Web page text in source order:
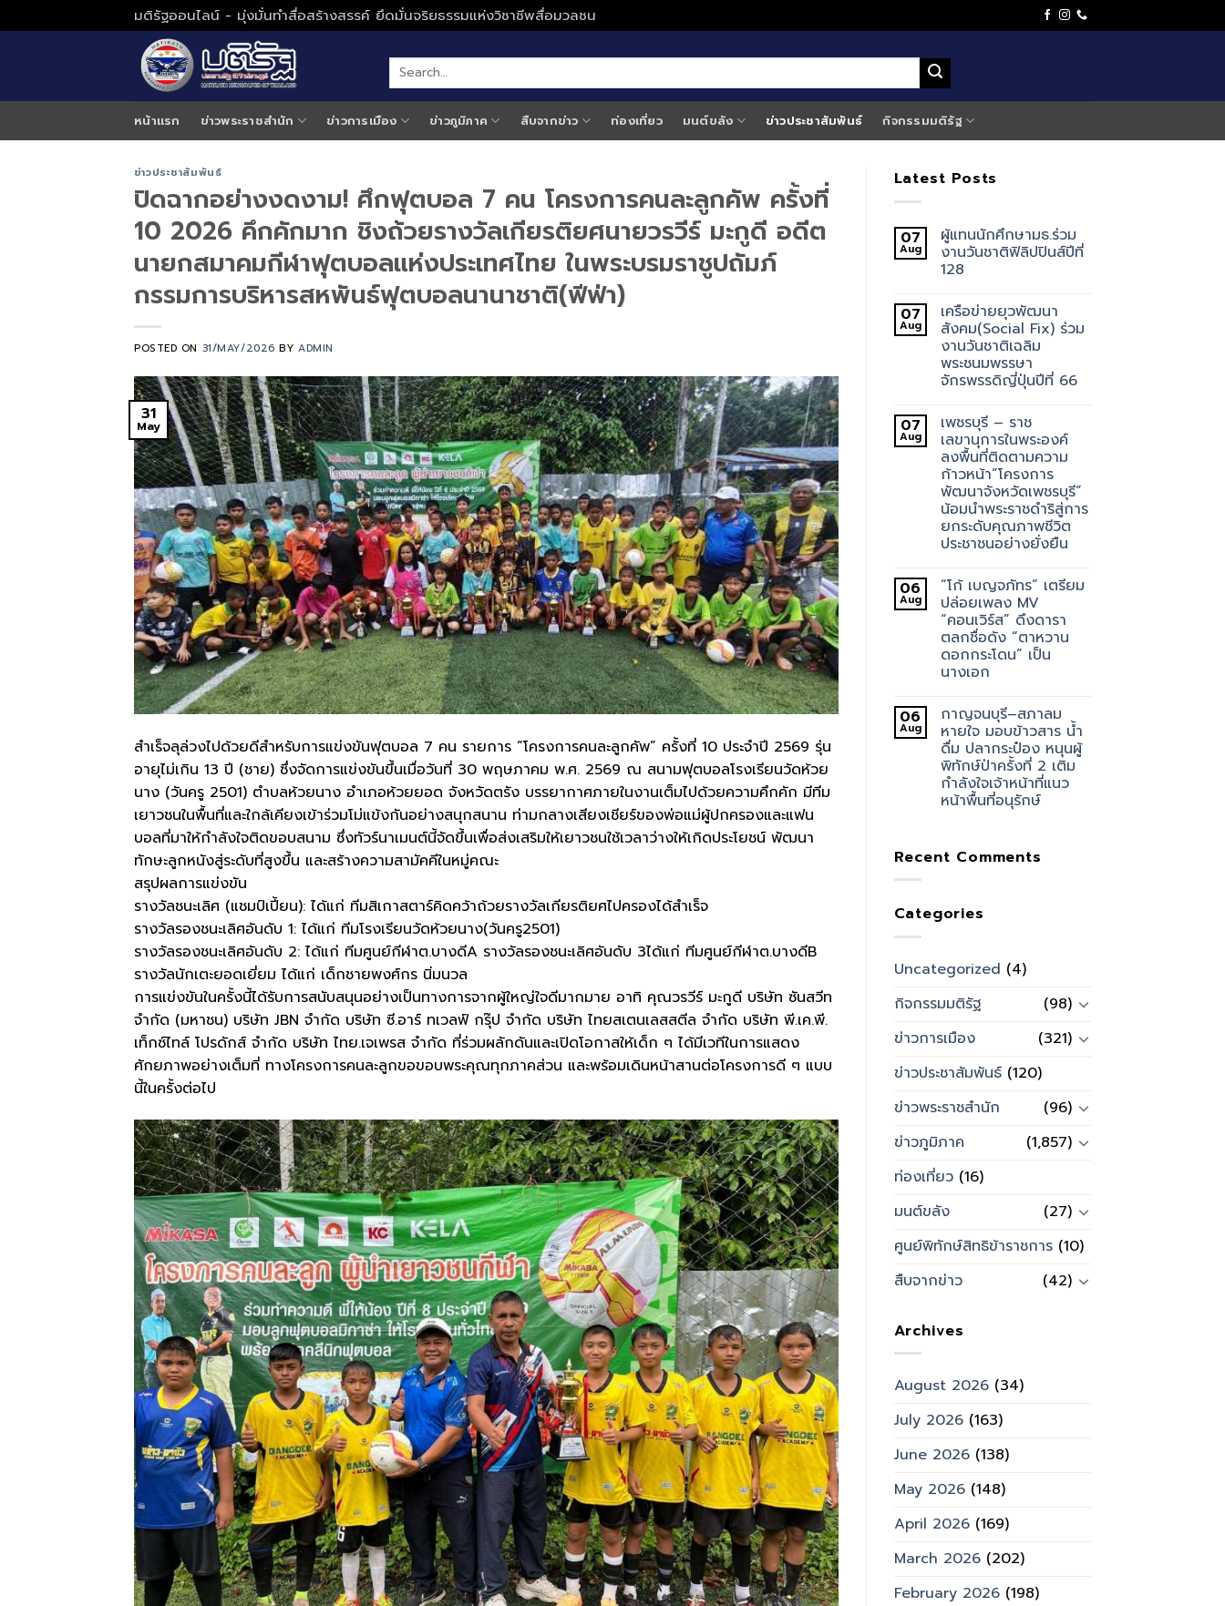
to
มติรัฐออนไลน์ - มุ่งมั่นทำสื่อสร้างสรรค์ ยึดมั่นจริยธรรมแห่งวิชาชีพสื่อมวลชน
หน้าแรก ข่าวพระราชสำนัก ข่าวการเมือง ข่าวภูมิภาค สืบจากข่าว ท่องเที่ยว มนต์ขลัง ข่าวประชาสัมพันธ์ กิจกรรมมติรัฐ
ข่าวประชาสัมพันธ์
ปิดฉากอย่างงดงาม! ศึกฟุตบอล 7 คน โครงการคนละลูกคัพ ครั้งที่
10 2026 คึกคักมาก ชิงถ้วยรางวัลเกียรติยศนายวรวีร์ มะกูดี อดีต
นายกสมาคมกีฬาฟุตบอลแห่งประเทศไทย ในพระบรมราชูปถัมภ์
กรรมการบริหารสหพันธ์ฟุตบอลนานาชาติ(ฟีฟ่า)
POSTED ON 31/MAY/2026 BYADMIN
31
May
สำเร็จลุล่วงไปด้วยดีสำหรับการแข่งขันฟุตบอล 7 คน รายการ “โครงการคนละลูกคัพ” ครั้งที่ 10 ประจำปี 2569 รุ่น
อายุไม่เกิน 13 ปี (ชาย) ซึ่งจัดการแข่งขันขึ้นเมื่อวันที่ 30 พฤษภาคม พ.ศ. 2569 ณ สนามฟุตบอลโรงเรียนวัดห้วย
นาง (วันครู 2501) ตำบลห้วยนาง อำเภอห้วยยอด จังหวัดตรัง บรรยากาศภายในงานเต็มไปด้วยความคึกคัก มีทีม
เยาวชนในพื้นที่และใกล้เคียงเข้าร่วมโม่แข้งกันอย่างสนุกสนาน ท่ามกลางเสียงเชียร์ของพ่อแม่ผู้ปกครองและแฟน
บอลที่มาให้กำลังใจติดขอบสนาม ซึ่งทัวร์นาเมนต์นี้จัดขึ้นเพื่อส่งเสริมให้เยาวชนใช้เวลาว่างให้เกิดประโยชน์ พัฒนา
ทักษะลูกหนังสู่ระดับที่สูงขึ้น และสร้างความสามัคคีในหมู่คณะ
​สรุปผลการแข่งขัน
​รางวัลชนะเลิศ (แชมป์เปี้ยน): ได้แก่ ทีมสิเกาสตาร์คิดคว้าถ้วยรางวัลเกียรติยศไปครองได้สำเร็จ
​รางวัลรองชนะเลิศอันดับ 1: ได้แก่ ทีมโรงเรียนวัดห้วยนาง(วันครู2501)
​รางวัลรองชนะเลิศอันดับ 2: ได้แก่ ทีมศูนย์กีฬาต.บางดีA รางวัลรองชนะเลิศอันดับ 3ได้แก่ ทีมศูนย์กีฬาต.บางดีB
​รางวัลนักเตะยอดเยี่ยม ได้แก่ เด็กชายพงศ์กร นิ่มนวล
​การแข่งขันในครั้งนี้ได้รับการสนับสนุนอย่างเป็นทางการจากผู้ใหญ่ใจดีมากมาย อาทิ คุณวรวีร์ มะกูดี บริษัท ซันสวีท
จำกัด (มหาชน) บริษัท JBN จำกัด บริษัท ซี.อาร์ ทเวลฟ์ กรุ๊ป จำกัด บริษัท ไทยสเตนเลสสตีล จำกัด บริษัท พี.เค.พี.
เท็กซ์ไทล์ โปรดักส์ จำกัด บริษัท ไทย.เจเพรส จำกัด ที่ร่วมผลักดันและเปิดโอกาสให้เด็ก ๆ ได้มีเวทีในการแสดง
ศักยภาพอย่างเต็มที่ ทางโครงการคนละลูกขอขอบพระคุณทุกภาคส่วน และพร้อมเดินหน้าสานต่อโครงการดี ๆ แบบ
นี้ในครั้งต่อไป
Latest Posts
07
Aug
ผู้แทนนักศึกษามธ.ร่วม
งานวันชาติฟิลิปปินส์ปีที่
128
07
Aug
เครือข่ายยุวพัฒนา
สังคม(Social Fix) ร่วม
งานวันชาติเฉลิม
พระชนมพรรษา
จักรพรรดิญี่ปุ่นปีที่ 66
07
Aug
เพชรบุรี – ราช
เลขานุการในพระองค์
ลงพื้นที่ติดตามความ
ก้าวหน้า”โครงการ
พัฒนาจังหวัดเพชรบุรี”
น้อมนำพระราชดำริสู่การ
ยกระดับคุณภาพชีวิต
ประชาชนอย่างยั่งยืน
06
Aug
“โก้ เบญจภัทร” เตรียม
ปล่อยเพลง MV
“คอนเวิร์ส” ดึงดารา
ตลกชื่อดัง “ตาหวาน
ดอกกระโดน” เป็น
นางเอก
06
Aug
กาญจนบุรี–สภาลม
หายใจ มอบข้าวสาร น้ำ
ดื่ม ปลากระป๋อง หนุนผู้
พิทักษ์ป่าครั้งที่ 2 เติม
กำลังใจเจ้าหน้าที่แนว
หน้าพื้นที่อนุรักษ์
Recent Comments
Categories
Uncategorized (4)
กิจกรรมมติรัฐ
(98)
ข่าวการเมือง
(321)
ข่าวประชาสัมพันธ์(120)
ข่าวพระราชสำนัก
(96)
ข่าวภูมิภาค
(1,857)
ท่องเที่ยว(16)
มนต์ขลัง
(27)
ศูนย์พิทักษ์สิทธิข้าราชการ(10)
สืบจากข่าว
(42)
Archives
August 2026(34)
July 2026(163)
June 2026(138)
May 2026(148)
April 2026(169)
March 2026(202)
February 2026(198)